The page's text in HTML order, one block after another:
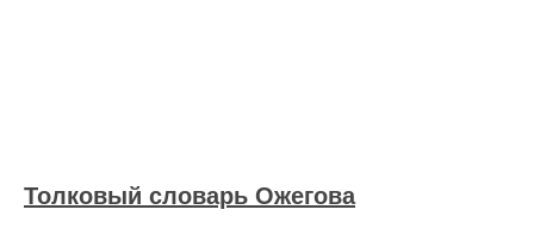
Толковый словарь Ожегова